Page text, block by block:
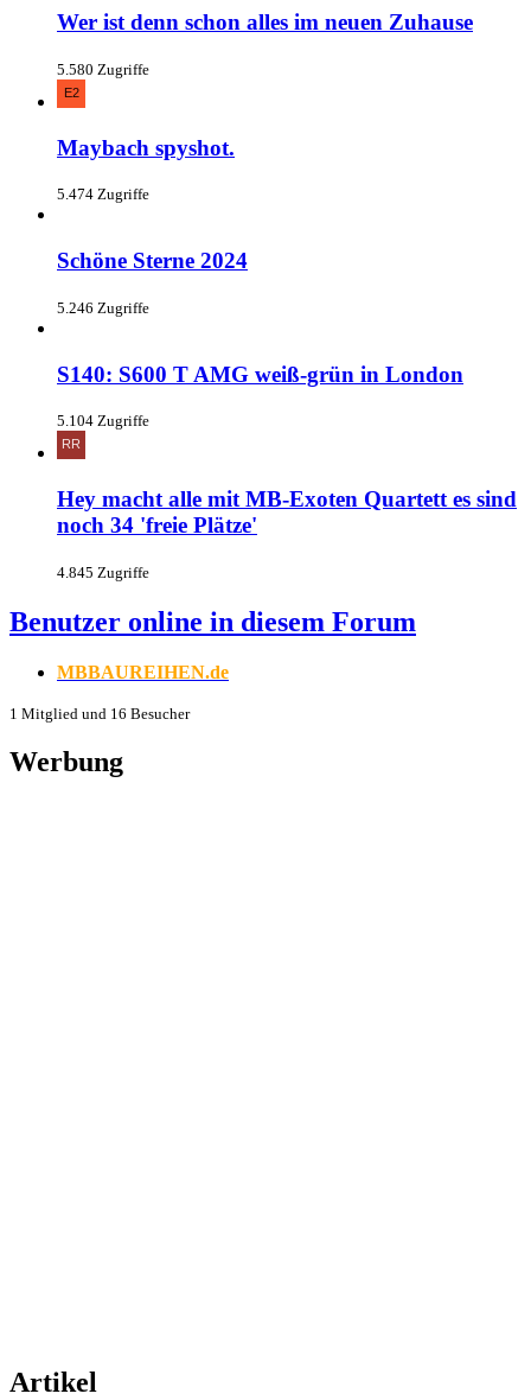
Wer ist denn schon alles im neuen Zuhause
5.580 Zugriffe
Maybach spyshot.
5.474 Zugriffe
Schöne Sterne 2024
5.246 Zugriffe
S140: S600 T AMG weiß-grün in London
5.104 Zugriffe
Hey macht alle mit MB-Exoten Quartett es sind
noch 34 'freie Plätze'
4.845 Zugriffe
Benutzer online in diesem Forum
MBBAUREIHEN.de
1 Mitglied und 16 Besucher
Werbung
Artikel